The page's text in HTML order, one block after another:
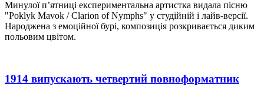
Минулої пʼятниці експериментальна артистка видала пісню
"Poklyk Mavok / Clarion of Nymphs" у студійній і лайв-версії.
Народжена з емоційної бурі, композиція розкривається диким
польовим цвітом.
1914 випускають четвертий повноформатник